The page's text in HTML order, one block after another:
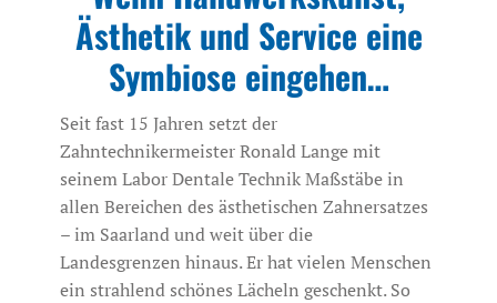
Ästhetik und Service eine
Symbiose eingehen…
Seit fast 15 Jahren setzt der
Zahntechnikermeister Ronald Lange mit
seinem Labor Dentale Technik Maßstäbe in
allen Bereichen des ästhetischen Zahnersatzes
– im Saarland und weit über die
Landesgrenzen hinaus. Er hat vielen Menschen
ein strahlend schönes Lächeln geschenkt. So